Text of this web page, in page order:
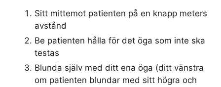
Sitt mittemot patienten på en knapp meters
avstånd
Be patienten hålla för det öga som inte ska
testas
Blunda själv med ditt ena öga (ditt vänstra
om patienten blundar med sitt högra och